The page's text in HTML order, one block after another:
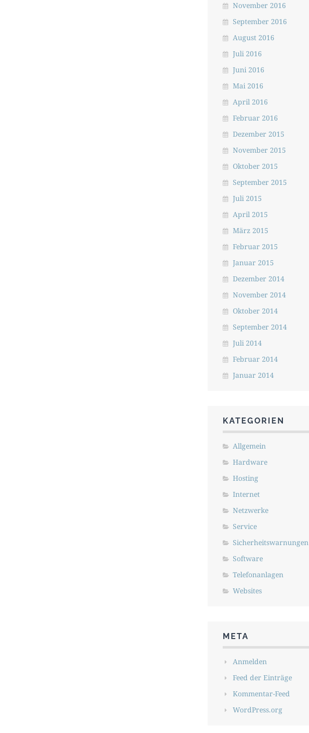
November 2016
September 2016
August 2016
Juli 2016
Juni 2016
Mai 2016
April 2016
Februar 2016
Dezember 2015
November 2015
Oktober 2015
September 2015
Juli 2015
April 2015
März 2015
Februar 2015
Januar 2015
Dezember 2014
November 2014
Oktober 2014
September 2014
Juli 2014
Februar 2014
Januar 2014
KATEGORIEN
Allgemein
Hardware
Hosting
Internet
Netzwerke
Service
Sicherheitswarnungen
Software
Telefonanlagen
Websites
META
Anmelden
Feed der Einträge
Kommentar-Feed
WordPress.org